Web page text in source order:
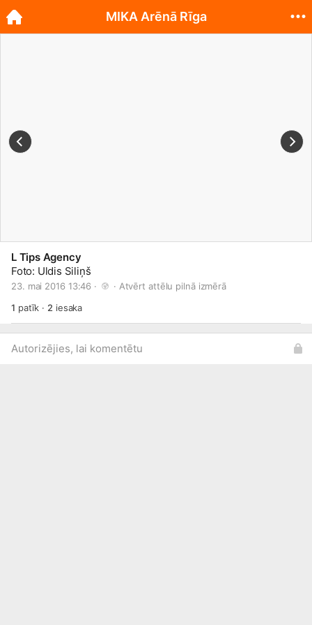
L Tips Agency
Foto: Uldis Siliņš
23. mai 2016 13:46 · · Atvērt attēlu pilnā izmērā
1 patīk · 2 iesaka
Autorizējies, lai komentētu
MIKA Arēnā Rīga